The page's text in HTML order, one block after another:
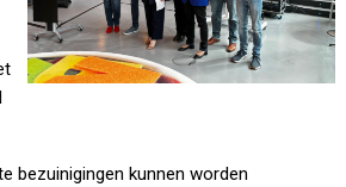
bezuinigingen kunnen worden